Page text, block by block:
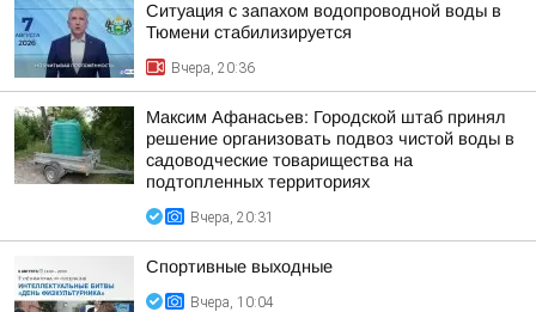
Ситуация с запахом водопроводной воды в
Тюмени стабилизируется
Вчера, 20:36
Максим Афанасьев: Городской штаб принял
решение организовать подвоз чистой воды в
садоводческие товарищества на
подтопленных территориях
Вчера, 20:31
Спортивные выходные
Вчера, 10:04